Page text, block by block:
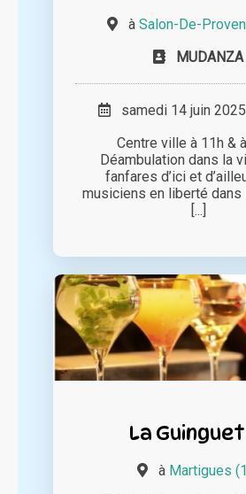
à Salon-De-
MUDANZA
samedi 14 juin 2025
Centre ville à 11h &
Déambulation dans la
fanfares d’ici et
musiciens en liberté dans
[...]
La
à Martigues